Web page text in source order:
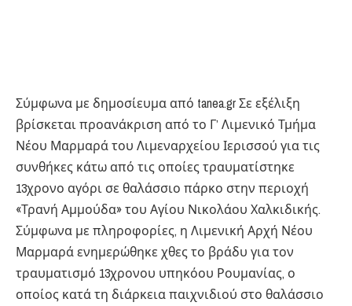
Σύμφωνα με δημοσίευμα από tanea.gr Σε εξέλιξη
βρίσκεται προανάκριση από το Γ’ Λιμενικό Τμήμα
Νέου Μαρμαρά του Λιμεναρχείου Ιερισσού για τις
συνθήκες κάτω από τις οποίες τραυματίστηκε
13χρονο αγόρι σε θαλάσσιο πάρκο στην περιοχή
«Τρανή Αμμούδα» του Αγίου Νικολάου Χαλκιδικής.
Σύμφωνα με πληροφορίες, η Λιμενική Αρχή Νέου
Μαρμαρά ενημερώθηκε χθες το βράδυ για τον
τραυματισμό 13χρονου υπηκόου Ρουμανίας, ο
οποίος κατά τη διάρκεια παιχνιδιού στο θαλάσσιο